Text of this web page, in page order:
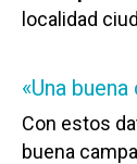
localidad
«Una
Con estos
buena